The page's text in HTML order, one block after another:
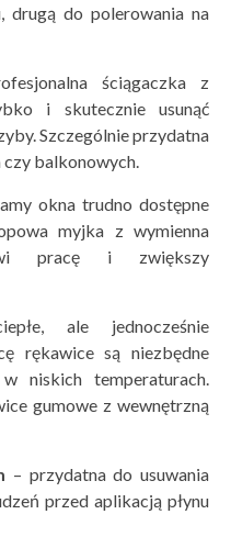
drugą do polerowania na
ściągaczka z
i skutecznie usunąć
Szczególnie przydatna
czy balkonowych.
okna trudno dostępne
myjka z wymienna
pracę i zwiększy
ale jednocześnie
rękawice są niezbędne
niskich temperaturach.
gumowe z wewnętrzną
– przydatna do usuwania
przed aplikacją płynu